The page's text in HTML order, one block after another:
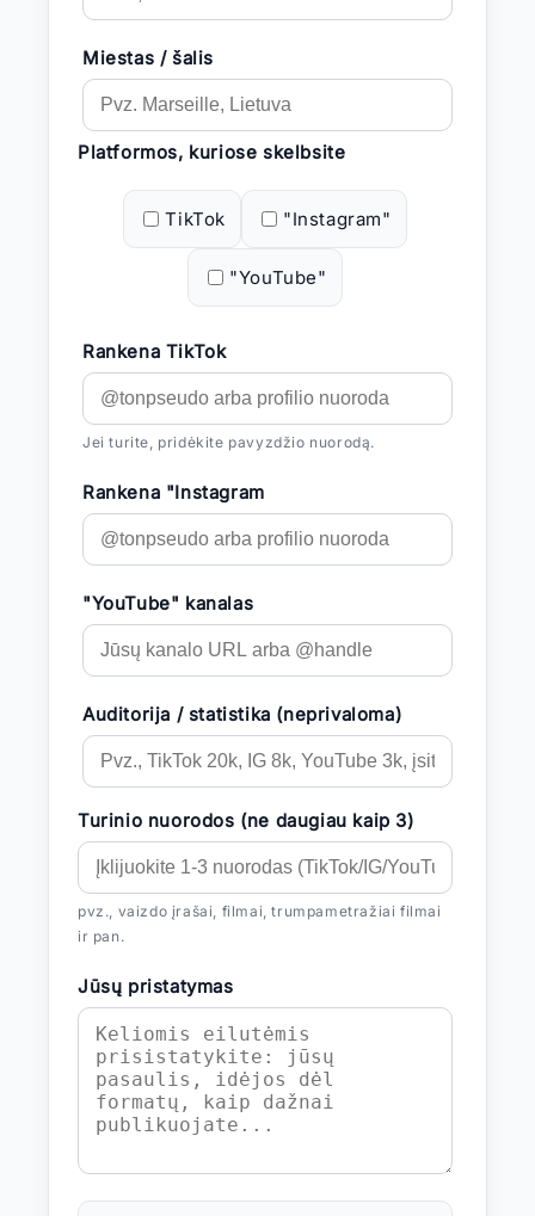
Miestas / šalis
Platformos, kuriose skelbsite
TikTok "Instagram"
"YouTube"
Rankena TikTok
Jei turite, pridėkite pavyzdžio nuorodą.
Rankena "Instagram
"YouTube" kanalas
Auditorija / statistika (neprivaloma)
Turinio nuorodos (ne daugiau kaip 3)
pvz., vaizdo įrašai, filmai, trumpametražiai filmai
ir pan.
Jūsų pristatymas